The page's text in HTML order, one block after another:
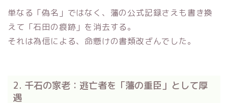
単なる「偽名」ではなく、藩の公式記録さえも書き換
えて「石田の痕跡」を消去する。
それは為信による、命懸けの書類改ざんでした。
2. 千石の家老：逃亡者を「藩の重臣」として厚
遇